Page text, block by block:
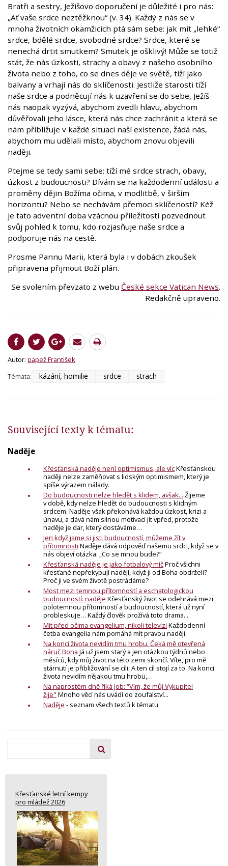
Bratři a sestry, Ježíšovo doporučení je důležité i pro nás:
„Ať vaše srdce neztěžknou“ (v. 34). Každý z nás se v
mnoha životních okamžicích ptá sám sebe: jak mít „lehké“
srdce, bdělé srdce, svobodné srdce? Srdce, které se
nenechá drtit smutkem? Smutek je ošklivý! Může se totiž
stát, že nás úzkosti, strachy a obavy z našeho osobního
života nebo z toho, co se dnes děje ve světě, tíží jako
balvany a vrhají nás do sklíčenosti. Jestliže starosti tíží
naše srdce a podněcují nás k uzavření se do sebe, Ježíš
nás naopak vyzývá, abychom zvedli hlavu, abychom
důvěřovali jeho lásce, která nás chce zachránit a která se
nám přibližuje v každé situaci naší existence, žádá nás,
abychom mu udělali místo, abychom znovu objevili
naději.
Ptejme se tedy sami sebe: tíží mé srdce strach, obavy,
úzkost z budoucnosti? Dívám se na každodenní události a
proměny dějin Božíma očima, v modlitbě, v širším
horizontu? Nebo se nechávám přemoci sklíčeností? Kéž
je tato adventní doba vzácnou příležitostí pozvednout
svůj pohled k tomu, kdo rozjasňuje naše srdce a
podporuje nás na cestě.
Prosme Pannu Marii, která byla i v dobách zkoušek
připravena přijmout Boží plán.
Se svolením převzato z webu České sekce Vatican News.
Redakčně upraveno.
Autor: papež František
Témata:
kázání, homilie srdce strach
Související texty k tématu:
Naděje
Křesťanská naděje není optimismus, ale vícKřesťanskou
naději nelze zaměňovat s lidským optimismem, který je
spíše výrazem nálady.
Do budoucnosti nelze hledět s klidem, avšak... Žijeme
v době, kdy nelze hledět do budoucnosti s klidným
srdcem. Naděje však překonává každou úzkost, krizi a
únavu, a dává nám silnou motivaci jít vpřed, protože
naděje je dar, který dostáváme…
Jen když jsme si jisti budoucností, můžeme žít v
přítomnosti Naděje dává odpověď našemu srdci, ​když se v
nás objeví otázka: „Co se mnou bude?“
Křesťanská naděje je jako fotbalový míčProč všichni
křesťané nepřekypují nadějí, když ji od Boha obdrželi?
Proč ji ve svém životě postrádáme?
Most mezi temnou přítomností a eschatologickou
budoucností: naděje Křesťanský život se odehrává mezi
polotemnou přítomností a budoucností, která už nyní
probleskuje… Každý člověk prožívá toto drama...
Mít před očima evangelium, nikoli televizi Každodenní
četba evangelia nám pomáhá mít pravou naději.
Na konci života nevidím tmu hrobu. Čeká mě otevřená
náruč Boha Já už jsem starý a jen otázkou týdnů nebo
měsíců, kdy můj život na této zemi skončí. Víte, pro mě
stárnutí je přibližování se cíli. A ten cíl stojí za to. Na konci
života nevidím nějakou tmu hrobu,…
Na naprostém dně říká Job: “Vím, že můj Vykupitel
žije" Mnoho věcí nás uvádí do zoufalství...
Naděje - seznam všech textů k tématu
Křesťanské letní kempy
pro mládež 2026